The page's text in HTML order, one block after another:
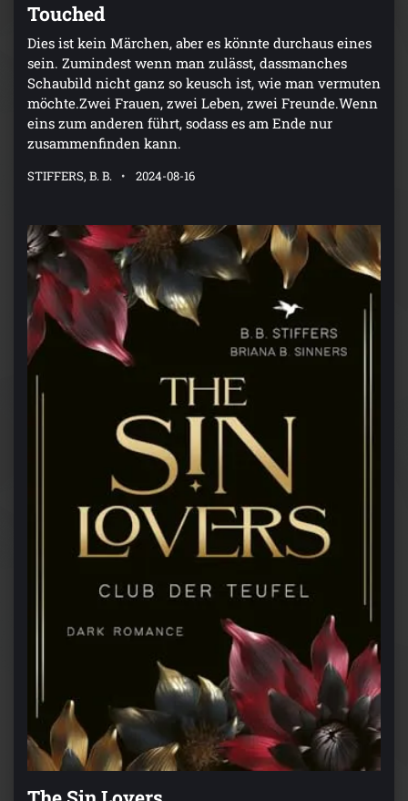
Touched
Dies ist kein Märchen, aber es könnte durchaus eines
sein. Zumindest wenn man zulässt, dassmanches
Schaubild nicht ganz so keusch ist, wie man vermuten
möchte.Zwei Frauen, zwei Leben, zwei Freunde.Wenn
eins zum anderen führt, sodass es am Ende nur
zusammenfinden kann.
STIFFERS, B. B. 2024-08-16